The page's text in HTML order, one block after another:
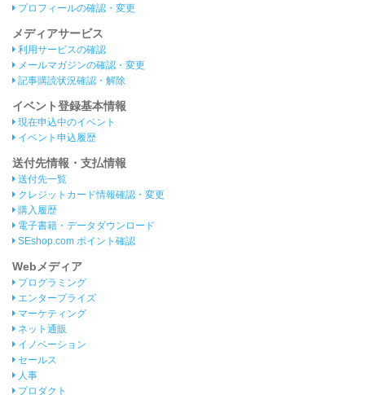
プロフィールの確認・変更
メディアサービス
利用サービスの確認
メールマガジンの確認・変更
記事購読状況確認・解除
イベント登録基本情報
現在申込中のイベント
イベント申込履歴
送付先情報・支払情報
送付先一覧
クレジットカード情報確認・変更
購入履歴
電子書籍・データダウンロード
SEshop.com ポイント確認
Webメディア
プログラミング
エンタープライズ
マーケティング
ネット通販
イノベーション
セールス
人事
プロダクト